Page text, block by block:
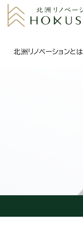
北洲リノベーションとは